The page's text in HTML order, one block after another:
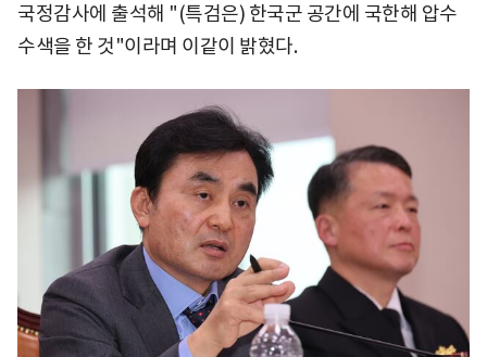
국정감사에 출석해 "(특검은) 한국군 공간에 국한해 압수
수색을 한 것"이라며 이같이 밝혔다.